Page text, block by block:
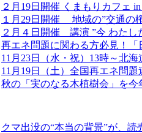
２月19日開催 くまもりカフェ
１月29日開催 地域の”交通の
２月４日開催 講演 ”今 わたし
再エネ問題に関わる方必見！
11月23日（水・祝）13時～北
11月19日（土）全国再エネ問
秋の「実のなる木植樹会」を今
クマ出没の“本当の背景”が、